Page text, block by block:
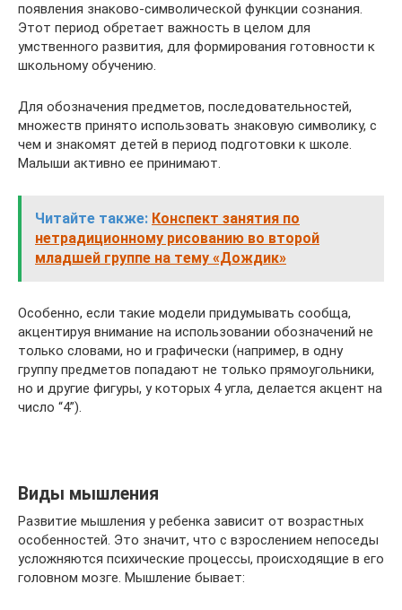
появления знаково-символической функции сознания.
Этот период обретает важность в целом для
умственного развития, для формирования готовности к
школьному обучению.
Для обозначения предметов, последовательностей,
множеств принято использовать знаковую символику, с
чем и знакомят детей в период подготовки к школе.
Малыши активно ее принимают.
Читайте также: Конспект занятия по
нетрадиционному рисованию во второй
младшей группе на тему «Дождик»
Особенно, если такие модели придумывать сообща,
акцентируя внимание на использовании обозначений не
только словами, но и графически (например, в одну
группу предметов попадают не только прямоугольники,
но и другие фигуры, у которых 4 угла, делается акцент на
число “4”).
Виды мышления
Развитие мышления у ребенка зависит от возрастных
особенностей. Это значит, что с взрослением непоседы
усложняются психические процессы, происходящие в его
головном мозге. Мышление бывает: